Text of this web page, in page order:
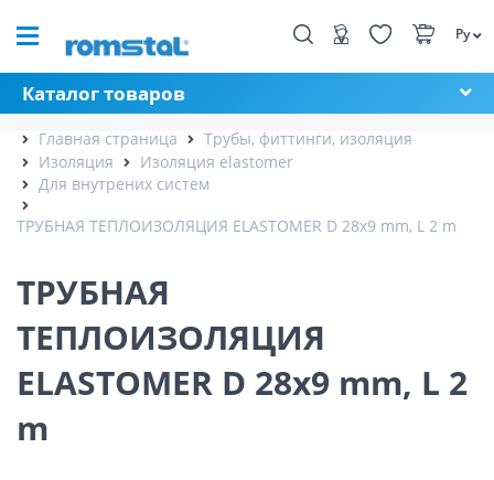
Ру
Каталог товаров
Главная страница
Трубы, фиттинги, изоляция
Изоляция
Изоляция elastomer
Для внутрених систем
ТРУБНАЯ ТЕПЛОИЗОЛЯЦИЯ ELASTOMER D 28x9 mm, L 2 m
ТРУБНАЯ
ТЕПЛОИЗОЛЯЦИЯ
ELASTOMER D 28x9 mm, L 2
m